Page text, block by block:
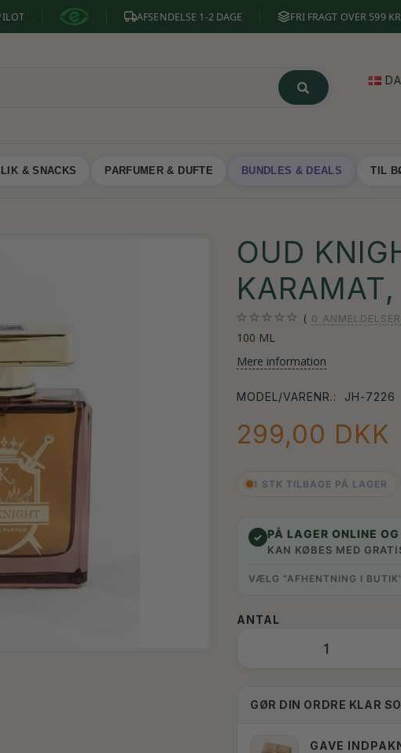
AFSENDELSE 1-2 DAGE FRI FRAGT OVER 599
DA
& SNACKS PARFUMER & DUFTE BUNDLES & DEALS TIL
OUD
0 ANMELDELSER
100 ML
Mere information
MODEL/VARENR.: JH-7226
299,00 DKK
1 STK TILBAGE PÅ LAGER
✓ PÅ LAGER ONLINE
KAN KØBES MED
VÆLG “AFHENTNING I
ANTAL
GØR DIN ORDRE KLAR
GAVE